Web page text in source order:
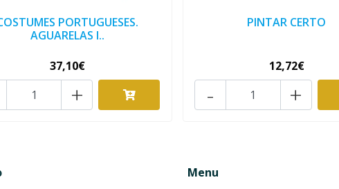
PORTUGUESES.
AGUARELAS I..
37,10€
+
PINTAR CERTO
12,72€
+
-
Menu